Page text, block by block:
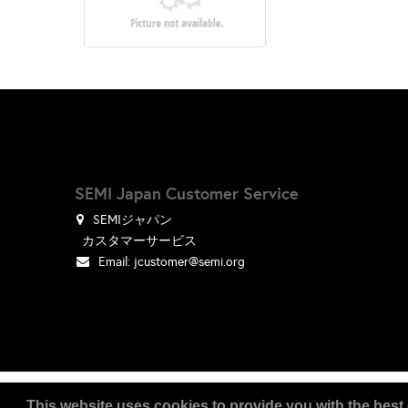
SEMI Japan Customer Service
SEMIジャパン
カスタマーサービス
Email: jcustomer@semi.org
Copyright2026, a2z, Inc. All rights reserved.